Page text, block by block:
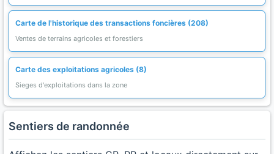
Carte de l'historique des transactions foncières (208)
Ventes de terrains agricoles et forestiers
Carte des exploitations agricoles (8)
Sieges d'exploitations dans la zone
Sentiers de randonnée